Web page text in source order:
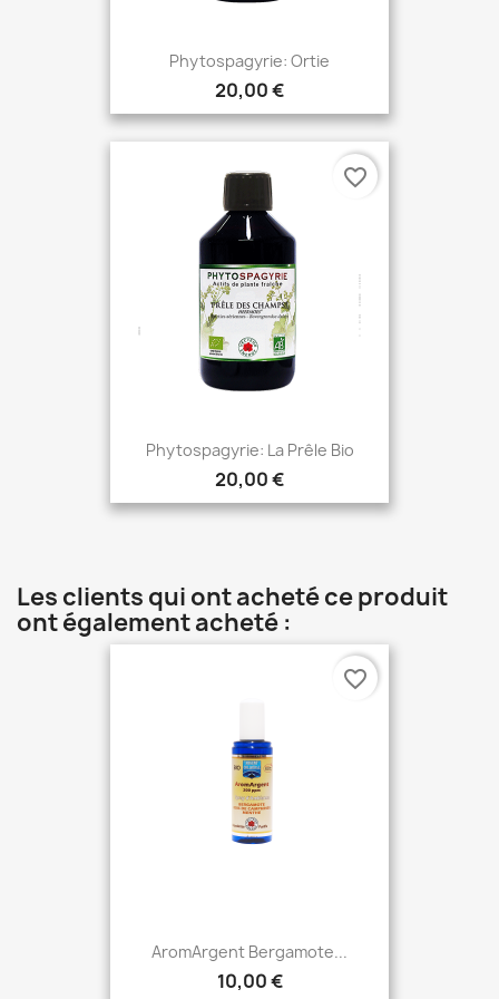
Phytospagyrie: Ortie
20,00 €
Phytospagyrie: La Prêle Bio
20,00 €
favorite_border
Les clients qui ont acheté ce produit
ont également acheté :
AromArgent Bergamote...
10,00 €
favorite_border